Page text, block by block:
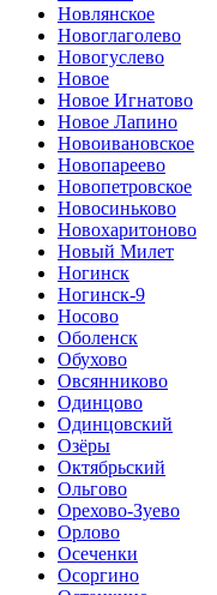
Новлянское
Новоглаголево
Новогуслево
Новое
Новое Игнатово
Новое Лапино
Новоивановское
Новопареево
Новопетровское
Новосиньково
Новохаритоново
Новый Милет
Ногинск
Ногинск-9
Носово
Оболенск
Обухово
Овсянниково
Одинцово
Одинцовский
Озёры
Октябрьский
Ольгово
Орехово-Зуево
Орлово
Осеченки
Осоргино